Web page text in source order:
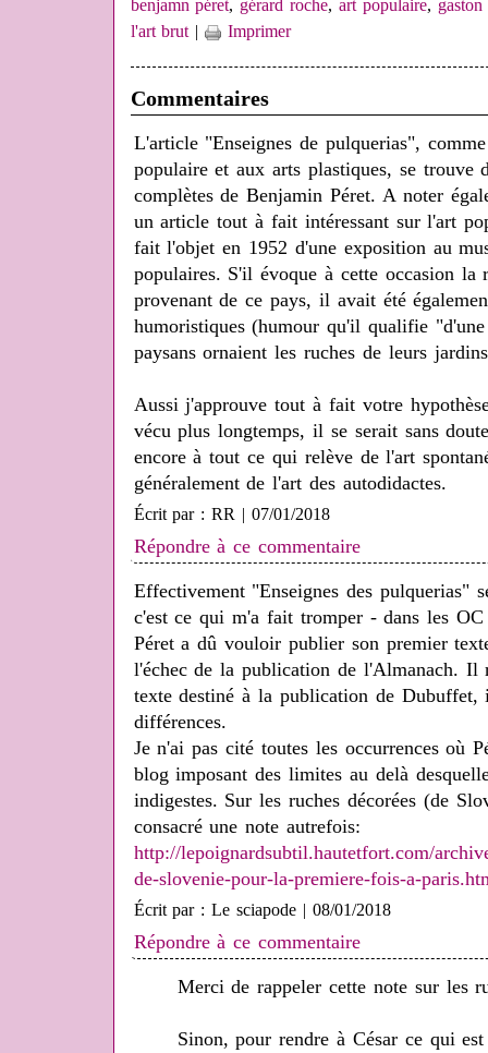
benjamn péret, gérard roche, art populaire, gaston
l'art brut| Imprimer
Commentaires
L'article "Enseignes de pulquerias",
populaire et aux arts plastiques, se trouve
complètes de Benjamin Péret. A noter
un article tout à fait intéressant sur l'art
fait l'objet en 1952 d'une exposition au
populaires. S'il évoque à cette occasion la
provenant de ce pays, il avait été
humoristiques (humour qu'il qualifie
paysans ornaient les ruches de leurs
Aussi j'approuve tout à fait votre
vécu plus longtemps, il se serait sans
encore à tout ce qui relève de l'art
généralement de l'art des autodidactes.
Écrit par : RR | 07/01/2018
Répondre à ce commentaire
Effectivement "Enseignes des pulquerias"
c'est ce qui m'a fait tromper - dans les
Péret a dû vouloir publier son premier
l'échec de la publication de l'Almanach. Il
texte destiné à la publication de Dubuffet,
différences.
Je n'ai pas cité toutes les occurrences où
blog imposant des limites au delà
indigestes. Sur les ruches décorées (de
consacré une note autrefois:
http://lepoignardsubtil.hautetfort.com/
de-slovenie-pour-la-premiere-fois-a-
Écrit par : Le sciapode | 08/01/2018
Répondre à ce commentaire
Merci de rappeler cette note sur les
Sinon, pour rendre à César ce qui